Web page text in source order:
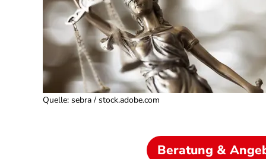
Quelle: sebra / stock.adobe.com
Beratung &